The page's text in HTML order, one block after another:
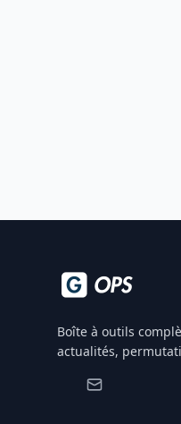
Boîte à outils
actualités,